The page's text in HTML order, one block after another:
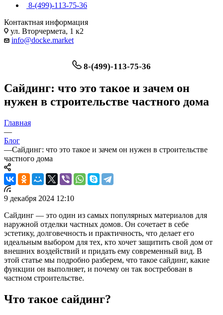
8-(499)-113-75-36
Контактная информация
ул. Вторчермета, 1 к2
info@docke.market
8-(499)-113-75-36
Сайдинг: что это такое и зачем он
нужен в строительстве частного дома
Главная
—
Блог
—Сайдинг: что это такое и зачем он нужен в строительстве
частного дома
9 декабря 2024 12:10
Сайдинг — это один из самых популярных материалов для
наружной отделки частных домов. Он сочетает в себе
эстетику, долговечность и практичность, что делает его
идеальным выбором для тех, кто хочет защитить свой дом от
внешних воздействий и придать ему современный вид. В
этой статье мы подробно разберем, что такое сайдинг, какие
функции он выполняет, и почему он так востребован в
частном строительстве.
Что такое сайдинг?